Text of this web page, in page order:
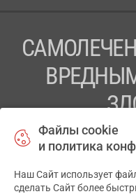
ПЕРЕД
ТОВ «АПТЕКА
Файлы cookie
и политика
Наш Сайт использует
сделать Сайт более